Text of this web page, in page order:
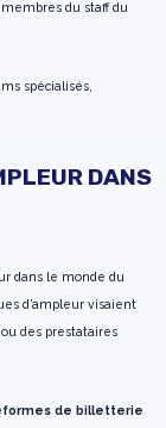
du staff du
spécialisés,
DANS
dans le monde du
d’ampleur visaient
des prestataires
de billetterie